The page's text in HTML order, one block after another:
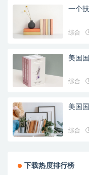
一个
综合
美国
综合
美国
综合
下载热度排行榜